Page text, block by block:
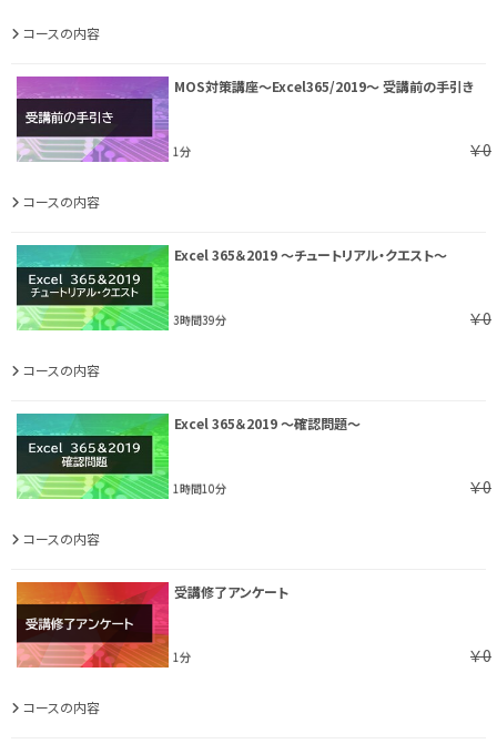
コースの内容
MOS対策講座～Excel365/2019～ 受講前の手引き
1分 ￥0
コースの内容
Excel 365＆2019 ～チュートリアル・クエスト～
3時間39分 ￥0
コースの内容
Excel 365＆2019 ～確認問題～
1時間10分 ￥0
コースの内容
受講修了アンケート
1分 ￥0
コースの内容